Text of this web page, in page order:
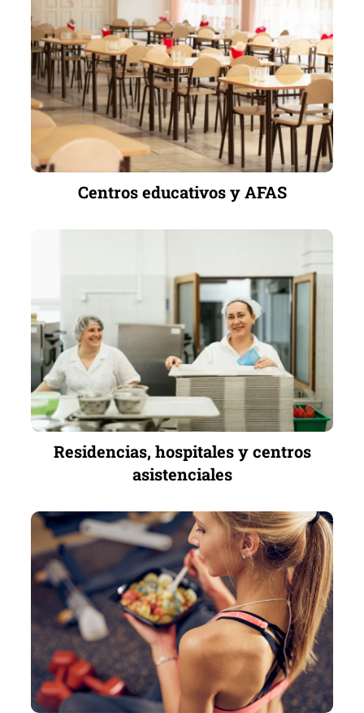
Centros educativos y AFAS
Residencias, hospitales y centros
asistenciales